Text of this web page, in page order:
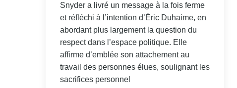
Snyder a livré un message à la fois ferme
et réfléchi à l’intention d’Éric Duhaime, en
abordant plus largement la question du
respect dans l’espace politique. Elle
affirme d’emblée son attachement au
travail des personnes élues, soulignant les
sacrifices personnel